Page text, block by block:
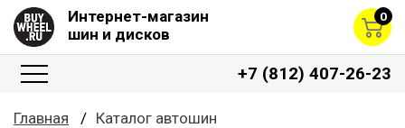
Интернет-магазин
шин и дисков
0
+7 (812) 407-26-23
Главная Каталог автошин